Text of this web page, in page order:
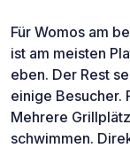
Für Womos am
ist am meisten
eben. Der Rest
einige Besucher.
Mehrere
schwimmen.